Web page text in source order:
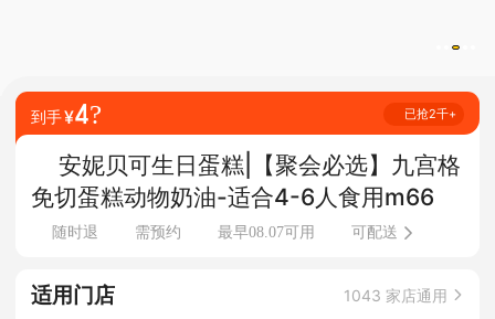
到手¥4? 已抢2千+
安妮贝可生日蛋糕|【聚会必选】九宫格
免切蛋糕动物奶油-适合4-6人食用m66
随时退 需预约 最早08.07可用 可配送
适用门店 1043 家店通用